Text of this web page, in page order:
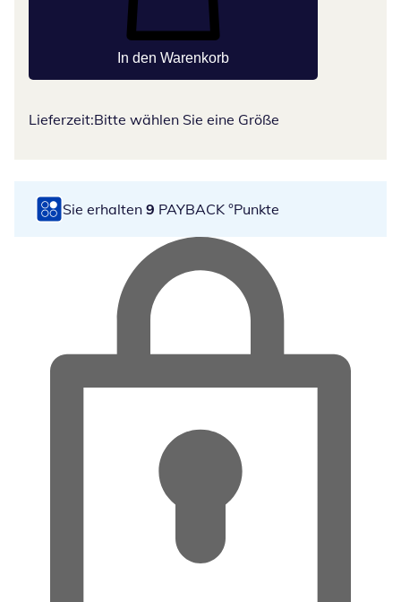
In den Warenkorb
Lieferzeit:Bitte wählen Sie eine Größe
Sie erhalten 9 PAYBACK °Punkte